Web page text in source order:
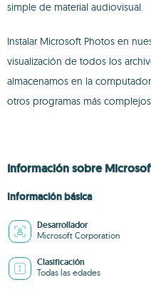
simple de material audiovisual.
Instalar Microsoft Photos en
visualización de todos los
almacenamos en la
otros programas más
Información sobre
Información básica
Desarrollador
Microsoft Corporation
Clasificación
Todas las edades